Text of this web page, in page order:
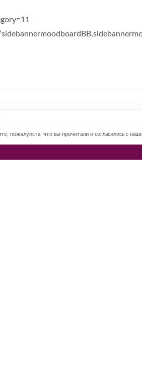
пожалуйста, что вы прочитали и согласились с